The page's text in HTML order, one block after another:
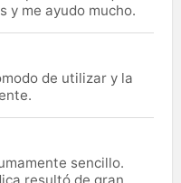
y me ayudo mucho.
de utilizar y la
sencillo.
resultó de gran